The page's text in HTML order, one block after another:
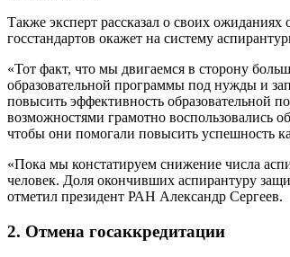
Также эксперт рассказал о своих
госстандартов окажет на систему
«Тот факт, что мы двигаемся в сторону
образовательной программы под нужды и
повысить эффективность образовательной
возможностями грамотно воспользовались
чтобы они помогали повысить успешность
«Пока мы констатируем снижение числа
человек. Доля окончивших аспирантуру
отметил президент РАН Александр Сергеев.
2. Отмена госаккредитации